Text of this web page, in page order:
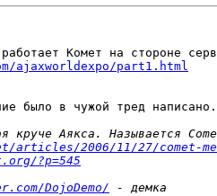
ajaxworldexpo/part1.html
было в чужой тред написано.
2006/11/27/comet-
?p=545
DojoDemo/